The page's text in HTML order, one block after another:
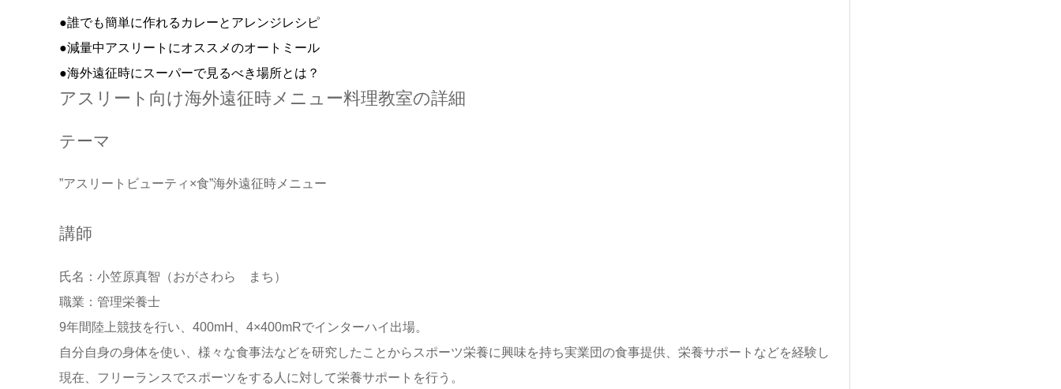
●誰でも簡単に作れるカレーとアレンジレシピ
●減量中アスリートにオススメのオートミール
●海外遠征時にスーパーで見るべき場所とは？
アスリート向け海外遠征時メニュー料理教室の詳細
テーマ
”アスリートビューティ×食”海外遠征時メニュー
講師
氏名：小笠原真智（おがさわら まち）
職業：管理栄養士
9年間陸上競技を行い、400mH、4×400mRでインターハイ出場。
自分自身の身体を使い、様々な食事法などを研究したことからスポーツ栄養に興味を持ち実業団の食事提供、栄養サポートなどを経験し
現在、フリーランスでスポーツをする人に対して栄養サポートを行う。